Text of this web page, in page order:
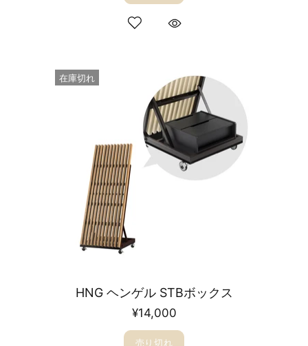
在庫切れ
HNG ヘンゲル STBボックス
¥14,000
売り切れ